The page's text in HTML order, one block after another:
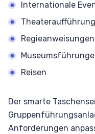
Internationale
Regieanweisungen
Reisen
Der smarte
Anforderungen